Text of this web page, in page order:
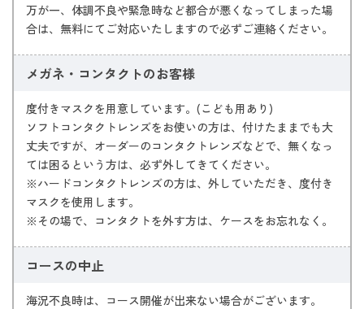
万が一、体調不良や緊急時など都合が悪くなってしまった場
合は、無料にてご対応いたしますので必ずご連絡ください。
メガネ・コンタクトのお客様
度付きマスクを用意しています。(こども用あり)
ソフトコンタクトレンズをお使いの方は、付けたままでも大
丈夫ですが、オーダーのコンタクトレンズなどで、無くなっ
ては困るという方は、必ず外してきてください。
※ハードコンタクトレンズの方は、外していただき、度付き
マスクを使用します。
※その場で、コンタクトを外す方は、ケースをお忘れなく。
コースの中止
海況不良時は、コース開催が出来ない場合がございます。